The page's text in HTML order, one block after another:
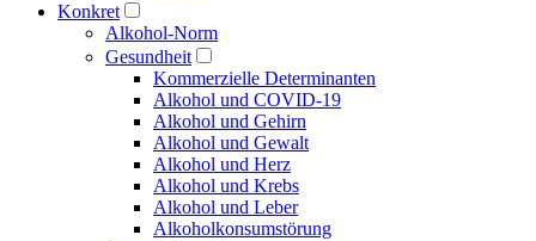
Konkret
Alkohol-Norm
Gesundheit
Kommerzielle Determinanten
Alkohol und COVID-19
Alkohol und Gehirn
Alkohol und Gewalt
Alkohol und Herz
Alkohol und Krebs
Alkohol und Leber
Alkoholkonsumstörung